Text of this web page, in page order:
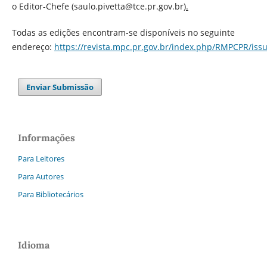
o Editor-Chefe (saulo.pivetta@tce.pr.gov.br).
Todas as edições encontram-se disponíveis no seguinte
endereço: https://revista.mpc.pr.gov.br/index.php/RMPCPR/
Enviar Submissão
Informações
Para Leitores
Para Autores
Para Bibliotecários
Idioma